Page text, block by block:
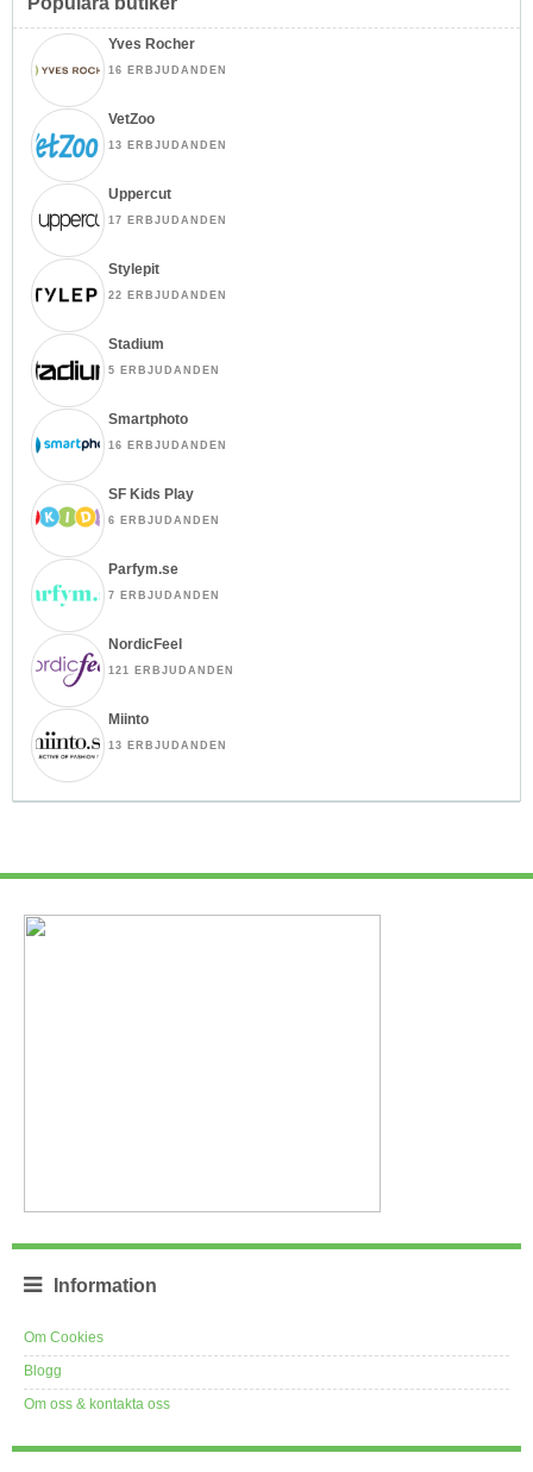
Yves Rocher
16 ERBJUDANDEN
VetZoo
13 ERBJUDANDEN
Uppercut
17 ERBJUDANDEN
Stylepit
22 ERBJUDANDEN
Stadium
5 ERBJUDANDEN
Smartphoto
16 ERBJUDANDEN
SF Kids Play
6 ERBJUDANDEN
Parfym.se
7 ERBJUDANDEN
NordicFeel
121 ERBJUDANDEN
Miinto
13 ERBJUDANDEN
Information
Om Cookies
Blogg
Om oss & kontakta oss